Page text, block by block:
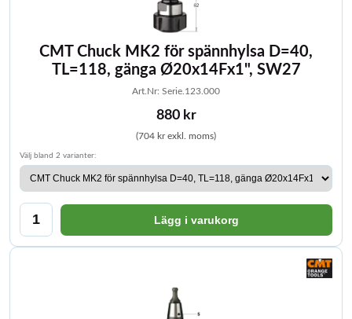
CMT Chuck MK2 för spännhylsa D=40,
TL=118, gänga Ø20x14Fx1", SW27
Art.Nr: Serie.123.000
880 kr
(704 kr exkl. moms)
Välj bland 2 varianter:
Lägg i varukorg